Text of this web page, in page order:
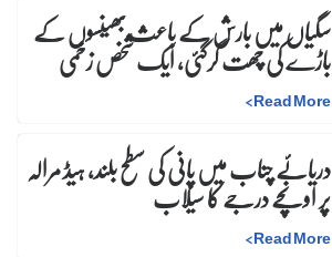
سگیاں میں بارش کے باعث بھینسوں کے
باڑے کی چھت گرگئی، ایک شخص زخمی
Read More
>
دریائے چناب میں پانی کی سطح بلند، ہیڈ مرالہ
پر اونچے درجے کا سیلاب
Read More
>